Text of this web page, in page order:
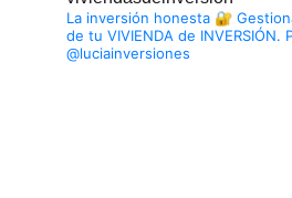
La inversión honesta 🔐
de tu VIVIENDA de INVERSIÓN.
@luciainversiones